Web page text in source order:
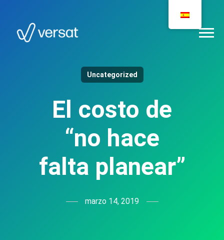
Uncategorized
El costo de
“no hace
falta planear”
marzo 14, 2019